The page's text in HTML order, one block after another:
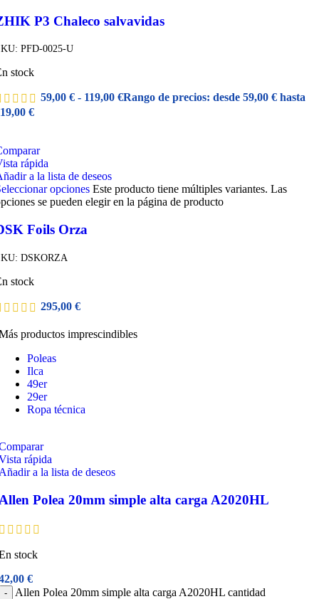
P3 Chaleco salvavidas
PFD-0025-U
stock
59,00 € - 119,00 €Rango de precios: desde 59,00 € hasta
€
rápida
a la lista de deseos
opciones Este producto tiene múltiples variantes. Las
se pueden elegir en la página de producto
Foils Orza
DSKORZA
stock
295,00 €
productos imprescindibles
Poleas
Ilca
49er
29er
Ropa técnica
rápida
a la lista de deseos
Polea 20mm simple alta carga A2020HL
stock
€
- Allen Polea 20mm simple alta carga A2020HL cantidad